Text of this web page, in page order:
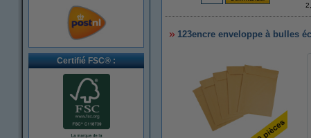
Certifié FSC® :
123encre enveloppe à bulles